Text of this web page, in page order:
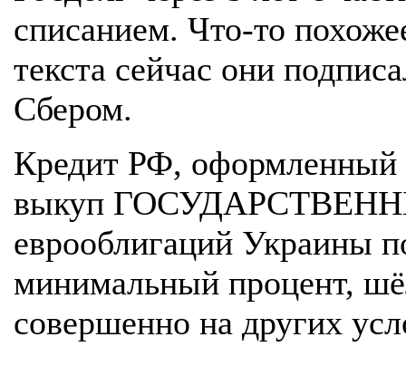
списанием. Что-то
текста сейчас они
Сбером.
Кредит РФ, оформленный
выкуп
еврооблигаций Украины
минимальный процент,
совершенно на других